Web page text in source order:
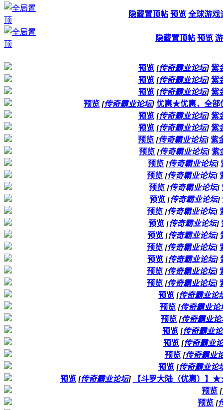
隐藏置顶帖 预览 全球游戏
隐藏置顶帖 预览
预览 [传奇霸业论坛] 紫
预览 [传奇霸业论坛] 紫
预览 [传奇霸业论坛] 紫
预览 [传奇霸业论坛] 优惠★优惠，全部
预览 [传奇霸业论坛] 紫
预览 [传奇霸业论坛] 紫
预览 [传奇霸业论坛] 紫
预览 [传奇霸业论坛] 紫
预览 [传奇霸业论坛]
预览 [传奇霸业论坛]
预览 [传奇霸业论坛]
预览 [传奇霸业论坛]
预览 [传奇霸业论坛]
预览 [传奇霸业论坛]
预览 [传奇霸业论坛]
预览 [传奇霸业论坛]
预览 [传奇霸业论坛]
预览 [传奇霸业论坛]
预览 [传奇霸业论坛]
预览 [传奇霸业论
预览 [传奇霸业论
预览 [传奇霸业论
预览 [传奇霸业
预览 [传奇霸业
预览 [传奇霸业
预览 [传奇霸业论
预览 [传奇霸业论坛]
【斗罗大陆（优惠）
预览 [
预览 [